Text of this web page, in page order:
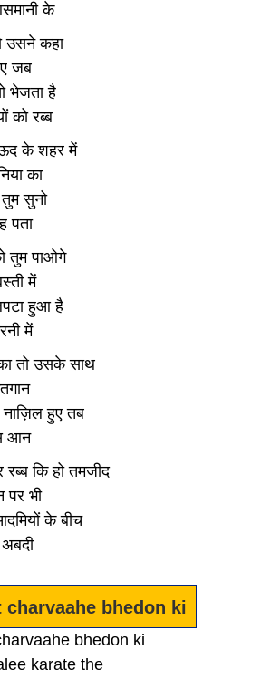
के
उसने कहा
जब
भेजता है
को रब्ब
के शहर में
का
सुनो
पता
तुम पाओगे
में
हुआ है
में
तो उसके साथ
हुए तब
आन
कि हो तमजीद
पर भी
के बीच
charvaahe bhedon ki
bhedon ki
karate the